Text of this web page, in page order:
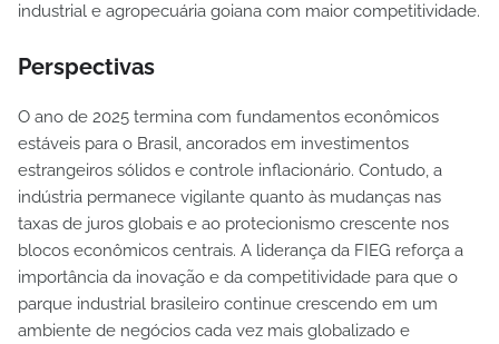
industrial e agropecuária goiana com maior competitividade.
Perspectivas
O ano de 2025 termina com fundamentos econômicos
estáveis para o Brasil, ancorados em investimentos
estrangeiros sólidos e controle inflacionário. Contudo, a
indústria permanece vigilante quanto às mudanças nas
taxas de juros globais e ao protecionismo crescente nos
blocos econômicos centrais. A liderança da FIEG reforça a
importância da inovação e da competitividade para que o
parque industrial brasileiro continue crescendo em um
ambiente de negócios cada vez mais globalizado e